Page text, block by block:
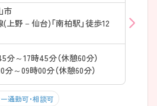
市
(上野－仙台)「南柏駅」徒歩12
分～17時45分（休憩60分）
分～09時00分（休憩60分）
通勤可・相談可